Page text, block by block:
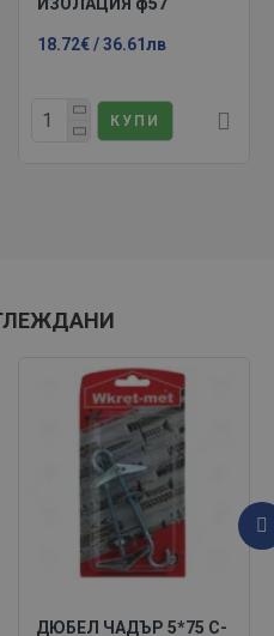
18.72€ / 36.61лв
КУПИ
ДЮБЕЛ ЧАДЪР 5*75 C-